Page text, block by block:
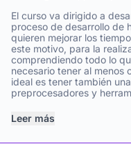
El curso va dirigido a
proceso de desarrollo de
quieren mejorar los
este motivo, para la
comprendiendo todo lo
necesario tener al menos
ideal es tener también
preprocesadores y
Leer más